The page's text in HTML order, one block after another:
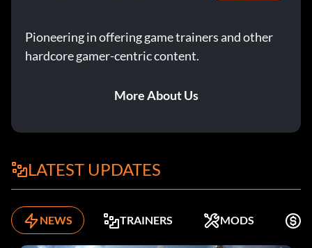
Pioneering in offering game trainers and other
hardcore gamer-centric content.
More About Us
LATEST UPDATES
NEWS TRAINERS MODS